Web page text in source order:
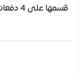
قسمها على 4 دفعات بـــــ